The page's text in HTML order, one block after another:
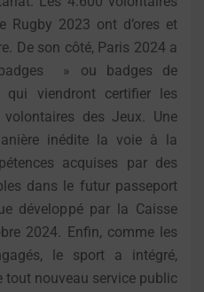
Rugby 2023 ont d’ores et
De son côté, Paris 2024 a
» ou badges de
qui viendront certifier les
des Jeux. Une
inédite la voie à la
acquises par des
dans le futur passeport
développé par la Caisse
2024. Enfin, comme les
le sport a intégré,
tout nouveau service public